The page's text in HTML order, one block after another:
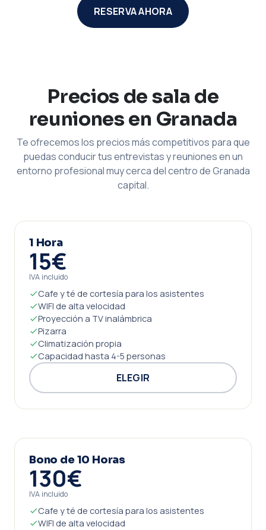
RESERVA AHORA
Precios de sala de
reuniones en Granada
Te ofrecemos los precios más competitivos para que
puedas conducir tus entrevistas y reuniones en un
entorno profesional muy cerca del centro de Granada
capital.
1 Hora
15€
IVA incluido
Cafe y té de cortesía para los asistentes
WIFI de alta velocidad
Proyección a TV inalámbrica
Pizarra
Climatización propia
Capacidad hasta 4-5 personas
ELEGIR
Bono de 10 Horas
130€
IVA incluido
Cafe y té de cortesía para los asistentes
WIFI de alta velocidad